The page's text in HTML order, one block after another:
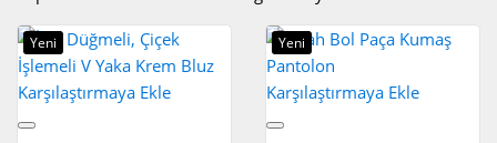
Yeni
Karşılaştırmaya Ekle
Yeni
Karşılaştırmaya Ekle